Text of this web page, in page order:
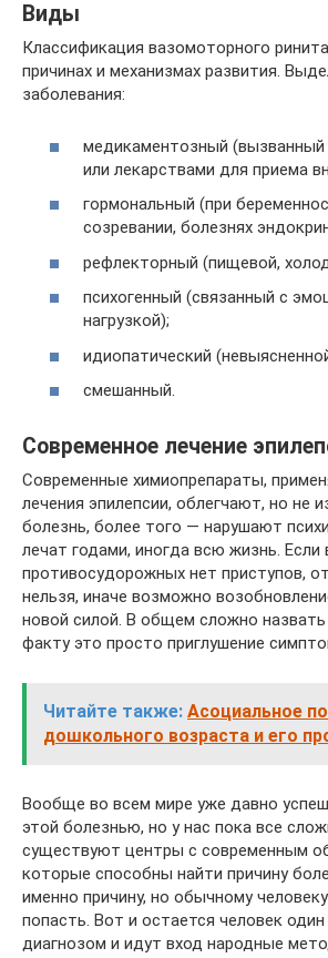
Виды
Классификация вазомоторного
причинах и механизмах развития.
заболевания:
медикаментозный (вызванный
или лекарствами для приема
гормональный (при
созревании, болезнях
рефлекторный (пищевой,
психогенный (связанный с
нагрузкой);
идиопатический
смешанный.
Современное лечение
Современные химиопрепараты,
лечения эпилепсии, облегчают, но не
болезнь, более того — нарушают
лечат годами, иногда всю жизнь. Если
противосудорожных нет приступов,
нельзя, иначе возможно
новой силой. В общем сложно назвать
факту это просто приглушение
Читайте также: Асоциальное
дошкольного возраста и его
Вообще во всем мире уже давно
этой болезнью, но у нас пока все
существуют центры с современным
которые способны найти причину
именно причину, но обычному
попасть. Вот и остается человек
диагнозом и идут вход народные